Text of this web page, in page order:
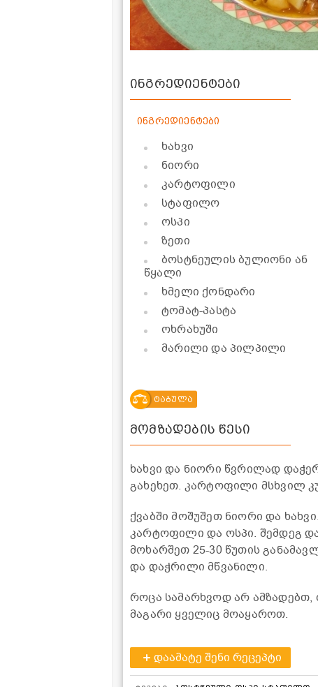
ინგრედიენტები
ინგრედიენტები
ხახვი
ნიორი
კარტოფილი
სტაფილო
ოსპი
ზეთი
ბოსტნეულის ბულიონი ან
წყალი
ხმელი ქონდარი
ტომატ-პასტა
ოხრახუში
მარილი და პილპილი
ტაბულა
მომზადების წესი
ხახვი და ნიორი წვრილად
გახეხეთ. კარტოფილი მსხვილ
ქვაბში მოშუშეთ ნიორი და
კარტოფილი და ოსპი. შემდეგ
მოხარშეთ 25-30 წუთის
და დაჭრილი მწვანილი.
როცა სამარხვოდ არ ამზადებთ,
მაგარი ყველიც მოაყაროთ.
დაამატე შენი რეცეპტი